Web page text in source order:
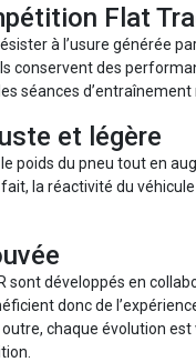
Flat
à l’usure générée
conservent des
séances d’entraînement
et légère
poids du pneu tout en
la réactivité du
sont développés en
donc de
chaque évolution est